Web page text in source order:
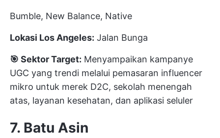
Bumble, New Balance, Native
Lokasi Los Angeles: Jalan Bunga
🎯 Sektor Target: Menyampaikan kampanye
UGC yang trendi melalui pemasaran influencer
mikro untuk merek D2C, sekolah menengah
atas, layanan kesehatan, dan aplikasi seluler
7. Batu Asin